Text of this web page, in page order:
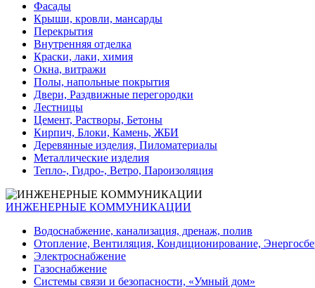
Фасады
Крыши, кровли, мансарды
Перекрытия
Внутренняя отделка
Краски, лаки, химия
Окна, витражи
Полы, напольные покрытия
Двери, Раздвижные перегородки
Лестницы
Цемент, Растворы, Бетоны
Кирпич, Блоки, Камень, ЖБИ
Деревянные изделия, Пиломатериалы
Металлические изделия
Тепло-, Гидро-, Ветро, Пароизоляция
ИНЖЕНЕРНЫЕ КОММУНИКАЦИИ
Водоснабжение, канализация, дренаж, полив
Отопление, Вентиляция, Кондиционирование,
Электроснабжение
Газоснабжение
Системы связи и безопасности, «Умный дом»